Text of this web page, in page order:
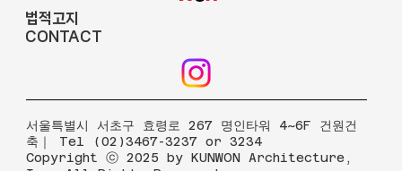
법적고지
CONTACT
​서울특별시 서초구 효령로 267 명인타워 4~6F 건원건
축｜ Tel (02)3467-3237 or 3234
Copyright ⓒ 2025 by KUNWON Architecture,